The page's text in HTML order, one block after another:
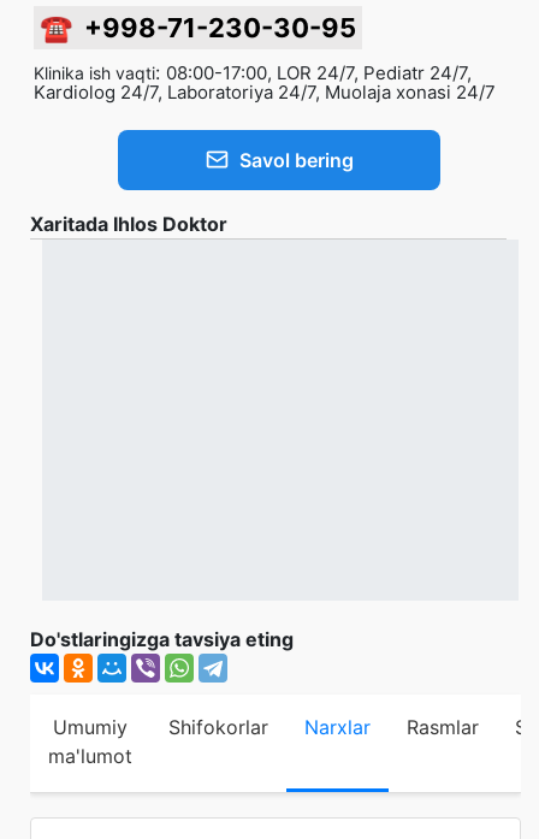
☎ +998-71-230-30-95
Klinika ish vaqti: 08:00-17:00, LOR 24/7, Pediatr 24/7,
Kardiolog 24/7, Laboratoriya 24/7, Muolaja xonasi 24/7
Savol bering
Xaritada Ihlos Doktor
Do'stlaringizga tavsiya eting
Umumiy
ma'lumot
Shifokorlar Narxlar Rasmlar